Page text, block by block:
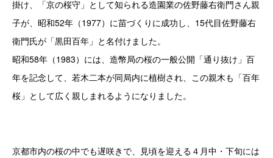
掛け、「京の桜守」として知られる造園業の佐野藤右衛門さん親
子が、昭和52年（1977）に苗づくりに成功し、15代目佐野藤右
衛門氏が「黒田百年」と名付けました。
昭和58年（1983）には、造幣局の桜の一般公開「通り抜け」百
年を記念して、若木二本が同局内に植樹され、この親木も「百年
桜」として広く親しまれるようになりました。
京都市内の桜の中でも遅咲きで、見頃を迎える４月中・下旬には